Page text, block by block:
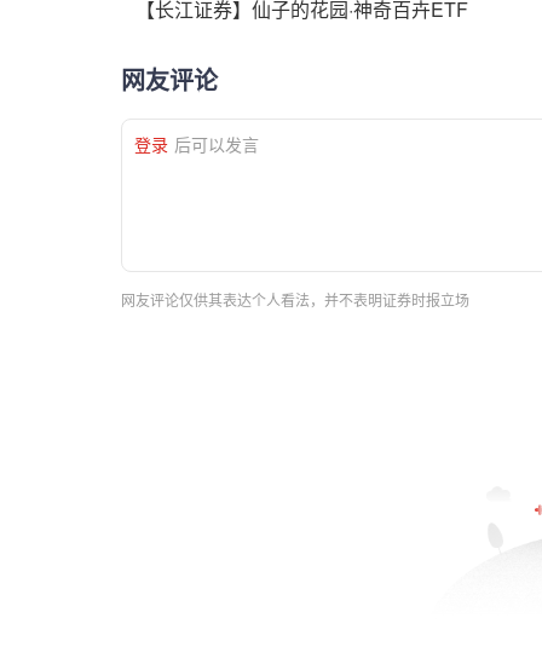
【长江证券】仙子的花园·神奇百卉ETF
网友评论
登录 后可以发言
网友评论仅供其表达个人看法，并不表明证券时报立场